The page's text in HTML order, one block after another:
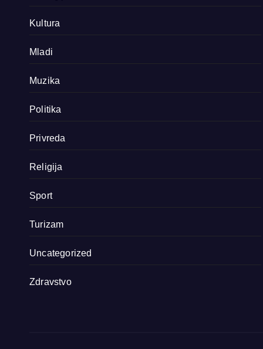
Kultura
Mladi
Muzika
Politika
Privreda
Religija
Sport
Turizam
Uncategorized
Zdravstvo